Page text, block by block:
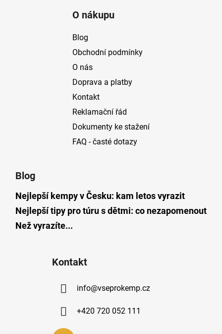
O nákupu
Blog
Obchodní podmínky
O nás
Doprava a platby
Kontakt
Reklamační řád
Dokumenty ke stažení
FAQ - časté dotazy
Blog
Nejlepší kempy v Česku: kam letos vyrazit
Nejlepší tipy pro túru s dětmi: co nezapomenout
Než vyrazíte...
Kontakt
info@vseprokemp.cz
+420 720 052 111